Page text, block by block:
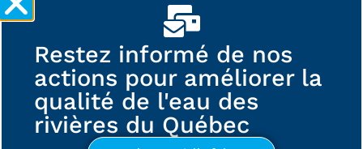
Vous avez des questions sur le
palmarès de la Fondation Rivières?
Restez informé de nos
actions pour améliorer la
qualité de l'eau des
rivières du Québec